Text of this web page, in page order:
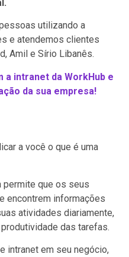
utilizando a
e atendemos clientes
Amil e Sírio Libanês.
intranet da WorkHub e
da sua empresa!
a você o que é uma
permite que os seus
encontrem informações
atividades diariamente,
das tarefas.
intranet em seu negócio,